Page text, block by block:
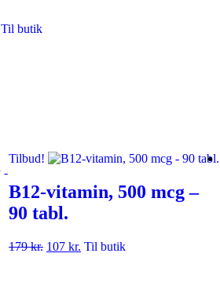
Til butik
Tilbud!
B12-vitamin, 500 mcg –
90 tabl.
179kr. 107 kr. Til butik